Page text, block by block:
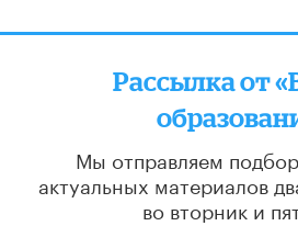
Рассылка от
Мы отправляем
актуальных материалов
во вторник и